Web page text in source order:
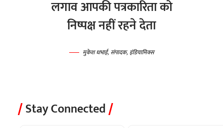
लगाव आपकी पत्रकारिता को
निष्पक्ष नहीं रहने देता
मुकेश धभाई, संपादक, इंडियामिक्स
Stay Connected